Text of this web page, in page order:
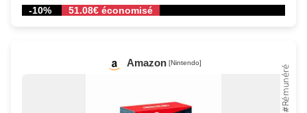
-10% 51.08€ économisé
Amazon [Nintendo]